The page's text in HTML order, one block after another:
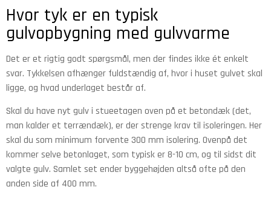
Hvor tyk er en typisk
gulvopbygning med gulvvarme
Det er et rigtig godt spørgsmål, men der findes ikke ét enkelt
svar. Tykkelsen afhænger fuldstændig af, hvor i huset gulvet skal
ligge, og hvad underlaget består af.
Skal du have nyt gulv i stueetagen oven på et betondæk (det,
man kalder et terrændæk), er der strenge krav til isoleringen. Her
skal du som minimum forvente 300 mm isolering. Ovenpå det
kommer selve betonlaget, som typisk er 8-10 cm, og til sidst dit
valgte gulv. Samlet set ender byggehøjden altså ofte på den
anden side af 400 mm.